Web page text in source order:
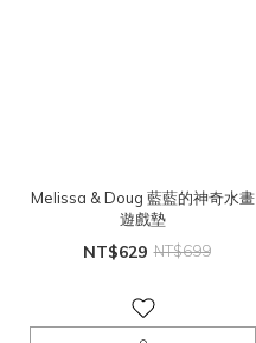
Melissa & Doug 藍藍的神奇水畫
遊戲墊
NT$629 NT$699